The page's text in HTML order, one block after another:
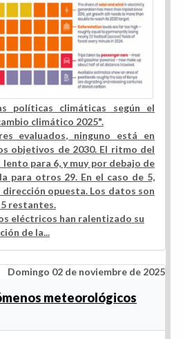
políticas climáticas según el
climático 2025".
evaluados, ninguno está en
objetivos de 2030. El ritmo del
para 6, y muy por debajo de
para otros 29. En el caso de 5,
dirección opuesta. Los datos son
restantes.
eléctricos han ralentizado su
de la...
Domingo 02 de noviembre de 2025
meteorológicos